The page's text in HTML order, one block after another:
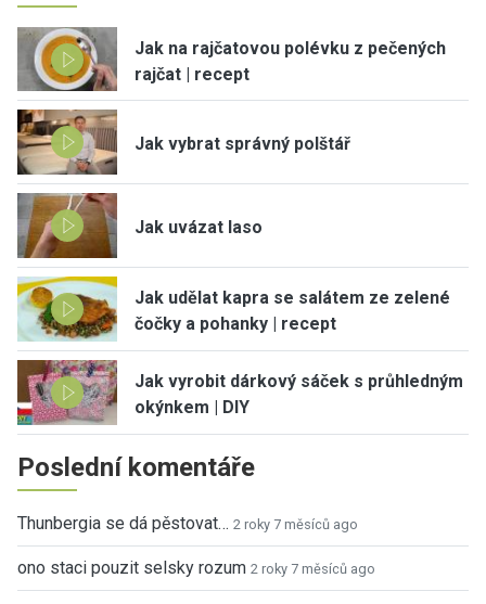
Jak na rajčatovou polévku z pečených
rajčat | recept
Jak vybrat správný polštář
Jak uvázat laso
Jak udělat kapra se salátem ze zelené
čočky a pohanky | recept
Jak vyrobit dárkový sáček s průhledným
okýnkem | DIY
Poslední komentáře
Thunbergia se dá pěstovat… 2 roky 7 měsíců ago
ono staci pouzit selsky rozum 2 roky 7 měsíců ago